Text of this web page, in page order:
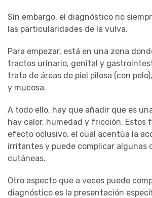
Sin embargo, el diagnóstico no
las particularidades de la vulva.
Para empezar, está en una zona
tractos urinario, genital y
trata de áreas de piel pilosa (con
y mucosa.
A todo ello, hay que añadir que es
hay calor, humedad y fricción. Estos
efecto oclusivo, el cual acentúa la
irritantes y puede complicar algunas
cutáneas.
Otro aspecto que a veces puede
diagnóstico es la presentación